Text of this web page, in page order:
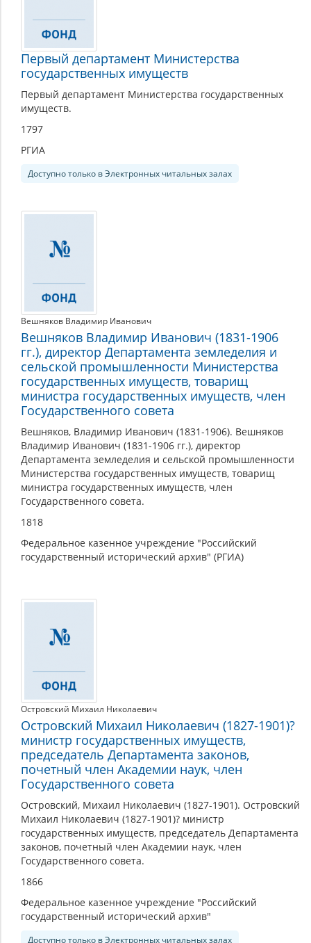
Первый департамент Министерства
государственных имуществ
Первый департамент Министерства государственных
имуществ.
1797
РГИА
Доступно только в Электронных читальных залах
Вешняков Владимир Иванович
Вешняков Владимир Иванович (1831-1906
гг.), директор Департамента земледелия и
сельской промышленности Министерства
государственных имуществ, товарищ
министра государственных имуществ, член
Государственного совета
Вешняков, Владимир Иванович (1831-1906). Вешняков
Владимир Иванович (1831-1906 гг.), директор
Департамента земледелия и сельской промышленности
Министерства государственных имуществ, товарищ
министра государственных имуществ, член
Государственного совета.
1818
Федеральное казенное учреждение "Российский
государственный исторический архив" (РГИА)
Островский Михаил Николаевич
Островский Михаил Николаевич (1827-1901)?
министр государственных имуществ,
председатель Департамента законов,
почетный член Академии наук, член
Государственного совета
Островский, Михаил Николаевич (1827-1901). Островский
Михаил Николаевич (1827-1901)? министр
государственных имуществ, председатель Департамента
законов, почетный член Академии наук, член
Государственного совета.
1866
Федеральное казенное учреждение "Российский
государственный исторический архив"
Доступно только в Электронных читальных залах